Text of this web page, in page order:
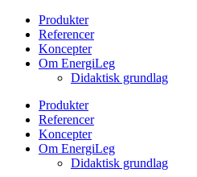
Produkter
Referencer
Koncepter
Om EnergiLeg
Didaktisk grundlag
Produkter
Referencer
Koncepter
Om EnergiLeg
Didaktisk grundlag